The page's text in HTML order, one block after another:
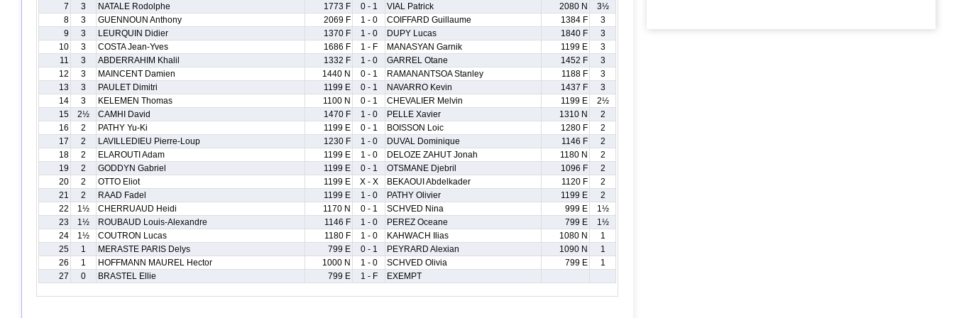
7
3 NATALE Rodolphe 1773 F 0 - 1 VIAL Patrick 2080 N
3½
8
3 GUENNOUN Anthony 2069 F 1 - 0 COIFFARD Guillaume 1384 F
3
9
3 LEURQUIN Didier 1370 F 1 - 0 DUPY Lucas 1840 F
3
10
3 COSTA Jean-Yves 1686 F 1 - F MANASYAN Garnik 1199 E
3
11
3 ABDERRAHIM Khalil 1332 F 1 - 0 GARREL Otane 1452 F
3
12
3 MAINCENT Damien 1440 N 0 - 1 RAMANANTSOA Stanley 1188 F
3
13
3 PAULET Dimitri 1199 E 0 - 1 NAVARRO Kevin 1437 F
3
14
3 KELEMEN Thomas 1100 N 0 - 1 CHEVALIER Melvin 1199 E
2½
15
2½ CAMHI David 1470 F 1 - 0 PELLE Xavier 1310 N
2
16
2 PATHY Yu-Ki 1199 E 0 - 1 BOISSON Loic 1280 F
2
17
2 LAVILLEDIEU Pierre-Loup 1230 F 1 - 0 DUVAL Dominique 1146 F
2
18
2 ELAROUTI Adam 1199 E 1 - 0 DELOZE ZAHUT Jonah 1180 N
2
19
2 GODDYN Gabriel 1199 E 0 - 1 OTSMANE Djebril 1096 F
2
20
2 OTTO Eliot 1199 E X - X BEKAOUI Abdelkader 1120 F
2
21
2 RAAD Fadel 1199 E 1 - 0 PATHY Olivier 1199 E
2
22
1½ CHERRUAUD Heidi 1170 N 0 - 1 SCHVED Nina 999 E
1½
23
1½ ROUBAUD Louis-Alexandre 1146 F 1 - 0 PEREZ Oceane 799 E
1½
24
1½ COUTRON Lucas 1180 F 1 - 0 KAHWACH Ilias 1080 N
1
25
1 MERASTE PARIS Delys 799 E 0 - 1 PEYRARD Alexian 1090 N
1
26
1 HOFFMANN MAUREL Hector 1000 N 1 - 0 SCHVED Olivia 799 E
1
27
0 BRASTEL Ellie 799 E 1 - F EXEMPT